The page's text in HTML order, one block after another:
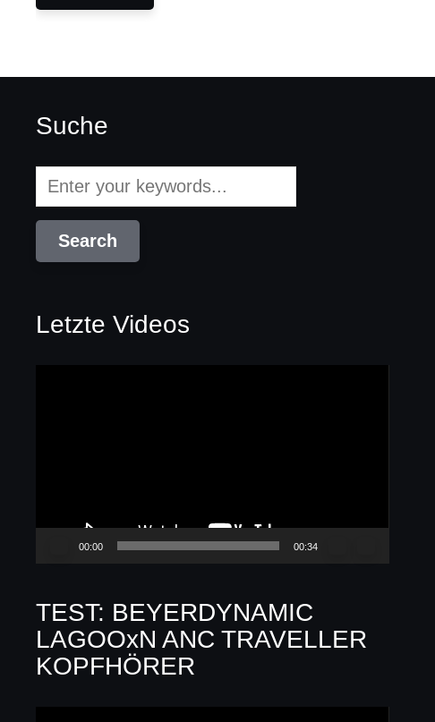
Suche
Letzte Videos
00:00 00:34
TEST: BEYERDYNAMIC
LAGOOxN ANC TRAVELLER
KOPFHÖRER